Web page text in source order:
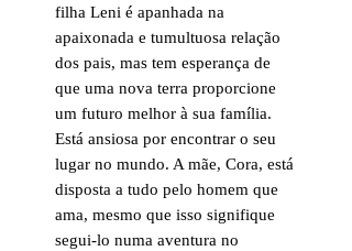
filha Leni é apanhada na
apaixonada e tumultuosa relação
dos pais, mas tem esperança de
que uma nova terra proporcione
um futuro melhor à sua família.
Está ansiosa por encontrar o seu
lugar no mundo. A mãe, Cora, está
disposta a tudo pelo homem que
ama, mesmo que isso signifique
segui-lo numa aventura no